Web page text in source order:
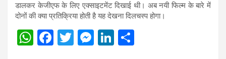
डालकर केजीएफ के लिए एक्साइटमेंट दिखाई थी। अब नयी फिल्म के बारे में
दोनों की क्या प्रतिक्रिया होती है यह देखना दिलचस्प होगा।
W F
T
M Li